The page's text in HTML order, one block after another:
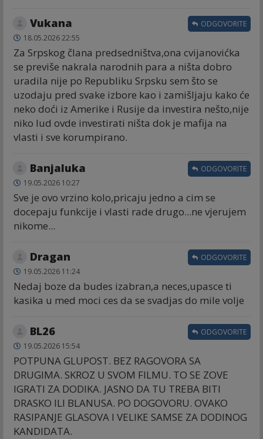
Vukana
18.05.2026 22:55
Za Srpskog člana predsedništva,ona cvijanovićka
se previše nakrala narodnih para a ništa dobro
uradila nije po Republiku Srpsku sem što se
uzodaju pred svake izbore kao i zamišljaju kako će
neko doći iz Amerike i Rusije da investira nešto,nije
niko lud ovde investirati ništa dok je mafija na
vlasti i sve korumpirano.
ODGOVORITE
Banjaluka
19.05.2026 10:27
Sve je ovo vrzino kolo,pricaju jedno a cim se
docepaju funkcije i vlasti rade drugo...ne vjerujem
nikome...
ODGOVORITE
Dragan
19.05.2026 11:24
Nedaj boze da budes izabran,a neces,upasce ti
kasika u med moci ces da se svadjas do mile volje
ODGOVORITE
BL26
19.05.2026 15:54
POTPUNA GLUPOST. BEZ RAGOVORA SA
DRUGIMA. SKROZ U SVOM FILMU. TO SE ZOVE
IGRATI ZA DODIKA. JASNO DA TU TREBA BITI
DRASKO ILI BLANUSA. PO DOGOVORU. OVAKO
RASIPANJE GLASOVA I VELIKE SAMSE ZA DODINOG
KANDIDATA.
ODGOVORITE